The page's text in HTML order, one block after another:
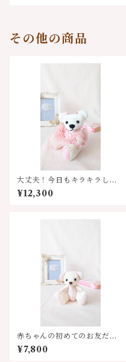
その他の商品
大丈夫！今日もキラキラして
るよ✶⋆.˚ バレリーナベア
¥12,300
赤ちゃんの初めてのお友だち
♡バラの刺繍のぬいぐるみベ
アちゃん
¥7,800